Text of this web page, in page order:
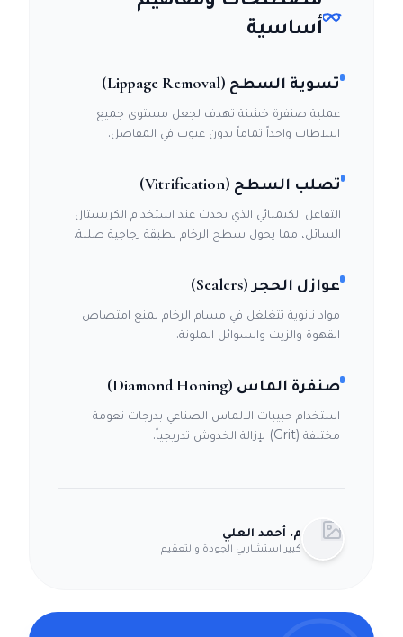
أساسية
تسوية السطح (Lippage Removal)
عملية صنفرة خشنة تهدف لجعل مستوى جميع
البلاطات واحداً تماماً بدون عيوب في المفاصل.
تصلب السطح (Vitrification)
التفاعل الكيميائي الذي يحدث عند استخدام الكريستال
السائل، مما يحول سطح الرخام لطبقة زجاجية صلبة.
عوازل الحجر (Sealers)
مواد نانوية تتغلغل في مسام الرخام لمنع امتصاص
القهوة والزيت والسوائل الملونة.
صنفرة الماس (Diamond Honing)
استخدام حبيبات الالماس الصناعي بدرجات نعومة
مختلفة (Grit) لإزالة الخدوش تدريجياً.
م. أحمد العلي
كبير استشاريي الجودة والتعقيم